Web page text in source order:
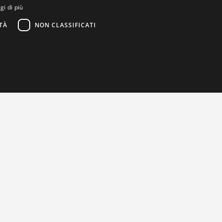
di più
NON CLASSIFICATI